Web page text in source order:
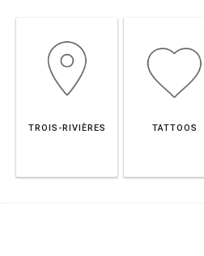
TROIS-RIVIÈRES TATTOOS